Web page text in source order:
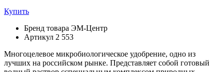
Купить
Бренд товара ЭМ-Центр
Артикул 2 553
Многоцелевое микробиологическое удобрение, одно из
лучших на российском рынке. Представляет собой готовый